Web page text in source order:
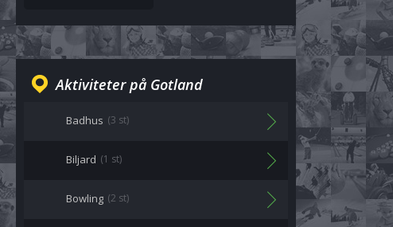
Aktiviteter på Gotland
Badhus (3 st)
Biljard (1 st)
Bowling (2 st)